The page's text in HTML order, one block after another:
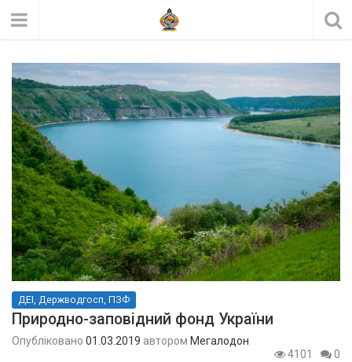
ДЕІ, Держводгосп, ПЗФ
Природно-заповідний фонд України
Опубліковано 01.03.2019 автором Мегалодон
4101
0